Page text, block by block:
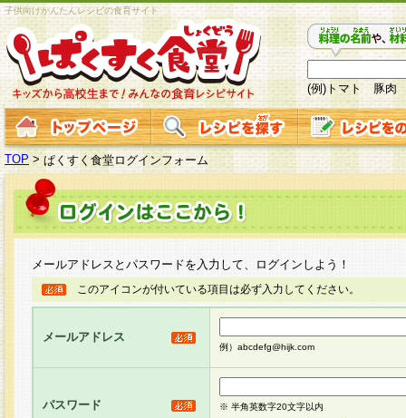
子供向けかんたんレシピの食育サイト
(例)トマト 豚肉
TOP > ぱくすく食堂ログインフォーム
メールアドレスとパスワードを入力して、ログインしよう！
このアイコンが付いている項目は必ず入力してください。
メールアドレス
例）abcdefg@hijk.com
パスワード ※ 半角英数字20文字以内